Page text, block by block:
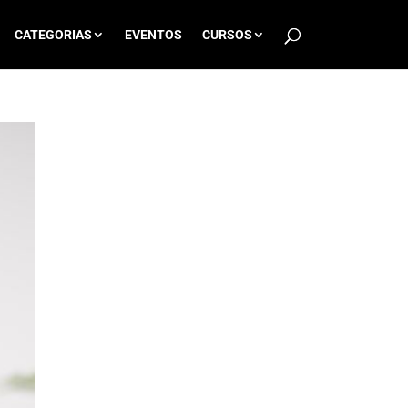
CATEGORIAS EVENTOS CURSOS